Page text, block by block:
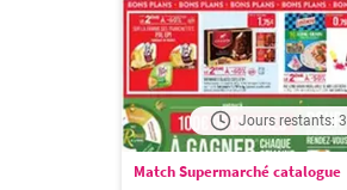
Jours restants: 3
Match Supermarché catalogue